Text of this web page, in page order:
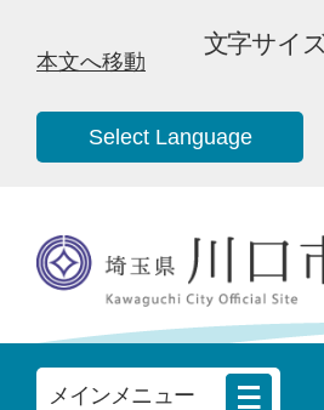
本文へ移動
文字サイ
Select Language
メインメニュー